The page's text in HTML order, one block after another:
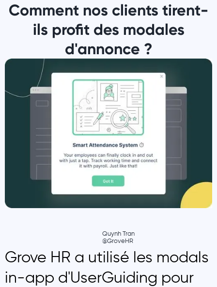
Comment nos clients tirent-
ils profit des modales
d'annonce ?
Quynh Tran
@GroveHR
Grove HR a utilisé les modals
in-app d'UserGuiding pour